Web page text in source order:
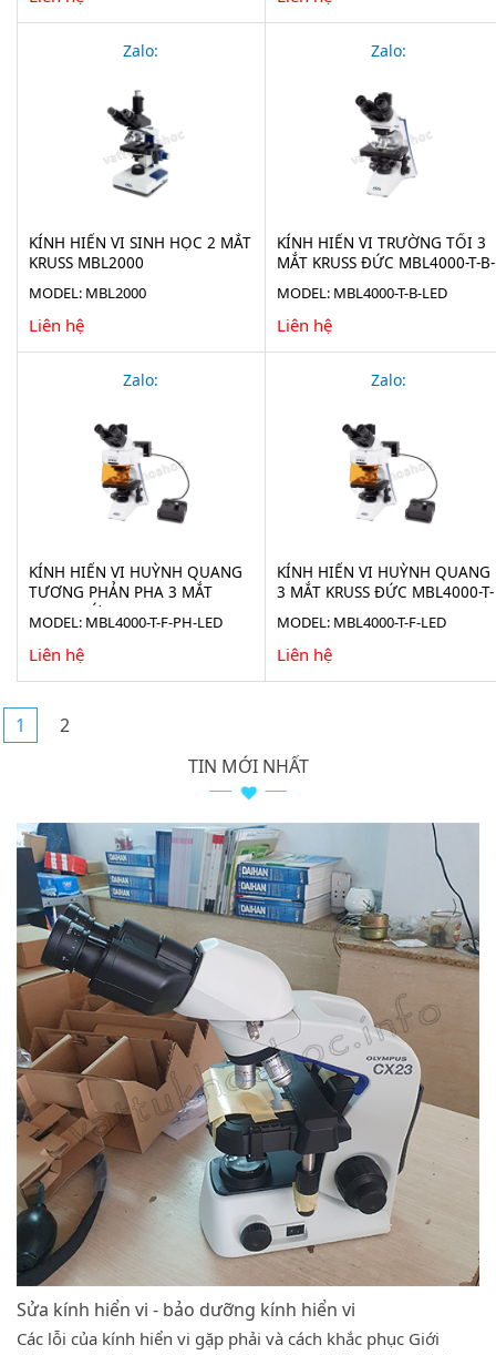
Zalo:
KÍNH HIỂN VI SINH HỌC 2 MẮT
KRUSS MBL2000
MODEL: MBL2000
Liên hệ
Zalo:
KÍNH HIỂN VI TRƯỜNG TỐI 3
MẮT KRUSS ĐỨC MBL4000-T-B-
MODEL: MBL4000-T-B-LED
Liên hệ
Zalo:
KÍNH HIỂN VI HUỲNH QUANG
TƯƠNG PHẢN PHA 3 MẮT
KRUSS ĐỨC MBL4000-T-F-PH-
LED
MODEL: MBL4000-T-F-PH-LED
Liên hệ
Zalo:
KÍNH HIỂN VI HUỲNH QUANG
3 MẮT KRUSS ĐỨC MBL4000-T-
MODEL: MBL4000-T-F-LED
Liên hệ
1
2
TIN MỚI NHẤT
Sửa kính hiển vi - bảo dưỡng kính hiển vi
Các lỗi của kính hiển vi gặp phải và cách khắc phục Giới